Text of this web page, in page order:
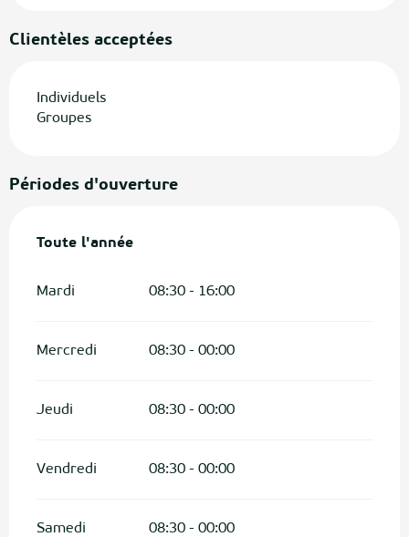
Clientèles acceptées
Individuels
Groupes
Périodes d'ouverture
Toute l'année
Toute l'année
Mardi 08:30 - 16:00
Mercredi 08:30 - 00:00
Jeudi 08:30 - 00:00
Vendredi 08:30 - 00:00
Samedi 08:30 - 00:00